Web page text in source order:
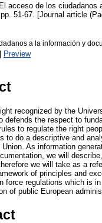
El acceso de los ciudadanos
51-67. [Journal article
a la información y
| Preview
recognized by the
defends the respect to
to regulate the right
to do a descriptive and
As information
we will
we will take as a
of principles and
force regulations which is
of public European